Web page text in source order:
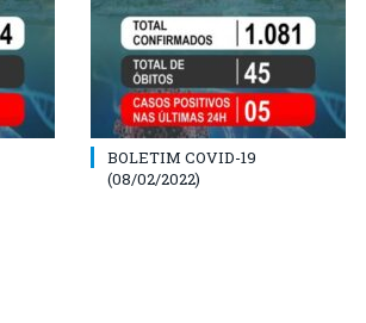
BOLETIM COVID-19
(08/02/2022)